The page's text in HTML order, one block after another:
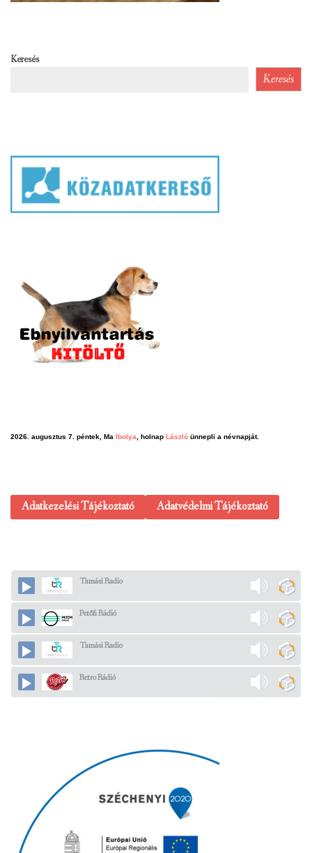
Keresés
Keresés
2026. augusztus 7. péntek, Ma Ibolya , holnap László ünnepli a névnapját.
Adatkezelési Tájékoztató Adatvédelmi Tájékoztató
Tamási Radio
Petőfi Rádió
Tamási Radio
Retro Rádió